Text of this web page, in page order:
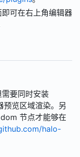
可在右上角编辑器
要同时安装
预览区域渲染。另
节点才能够在
halo-